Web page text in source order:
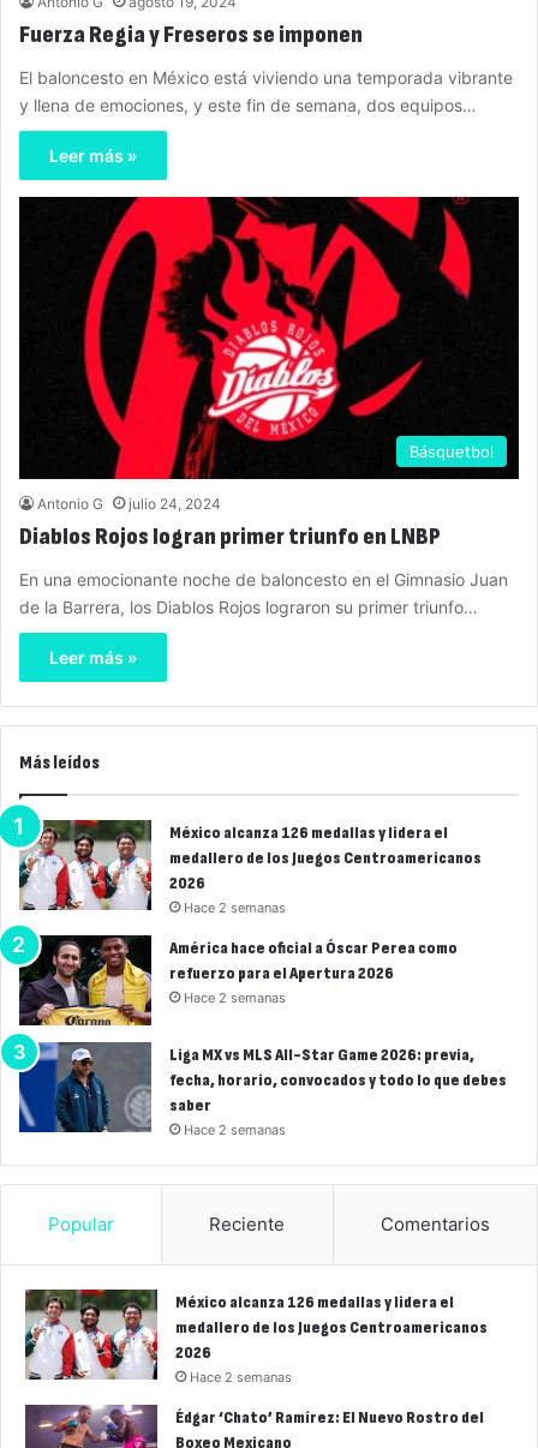
Fuerza Regia y Freseros se imponen
El baloncesto en México está viviendo una temporada vibrante
y llena de emociones, y este fin de semana, dos equipos…
Leer más »
Básquetbol
Antonio G julio 24, 2024
Diablos Rojos logran primer triunfo en LNBP
En una emocionante noche de baloncesto en el Gimnasio Juan
de la Barrera, los Diablos Rojos lograron su primer triunfo…
Leer más »
Más leídos
México alcanza 126 medallas y lidera el
medallero de los Juegos Centroamericanos
2026
Hace 2 semanas
América hace oficial a Óscar Perea como
refuerzo para el Apertura 2026
Hace 2 semanas
Liga MX vs MLS All-Star Game 2026: previa,
fecha, horario, convocados y todo lo que debes
saber
Hace 2 semanas
Popular Reciente Comentarios
México alcanza 126 medallas y lidera el
medallero de los Juegos Centroamericanos
2026
Hace 2 semanas
Édgar ‘Chato’ Ramírez: El Nuevo Rostro del
Boxeo Mexicano